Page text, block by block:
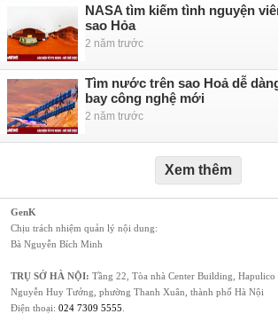
NASA tìm kiếm tình nguyện
sao Hỏa
2 năm trước
Tìm nước trên sao Hoả dễ
bay công nghệ mới
2 năm trước
Xem thêm
GenK
Chịu trách nhiệm quản lý nội dung:
Bà Nguyễn Bích Minh
TRỤ SỞ HÀ NỘI: Tầng 22, Tòa nhà Center Building,
Nguyễn Huy Tưởng, phường Thanh Xuân, thành phố Hà Nội
Điện thoại: 024 7309 5555